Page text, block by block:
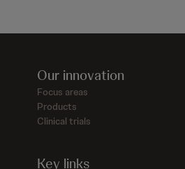
Our innovation
Focus areas
Products
Clinical trials
Key links